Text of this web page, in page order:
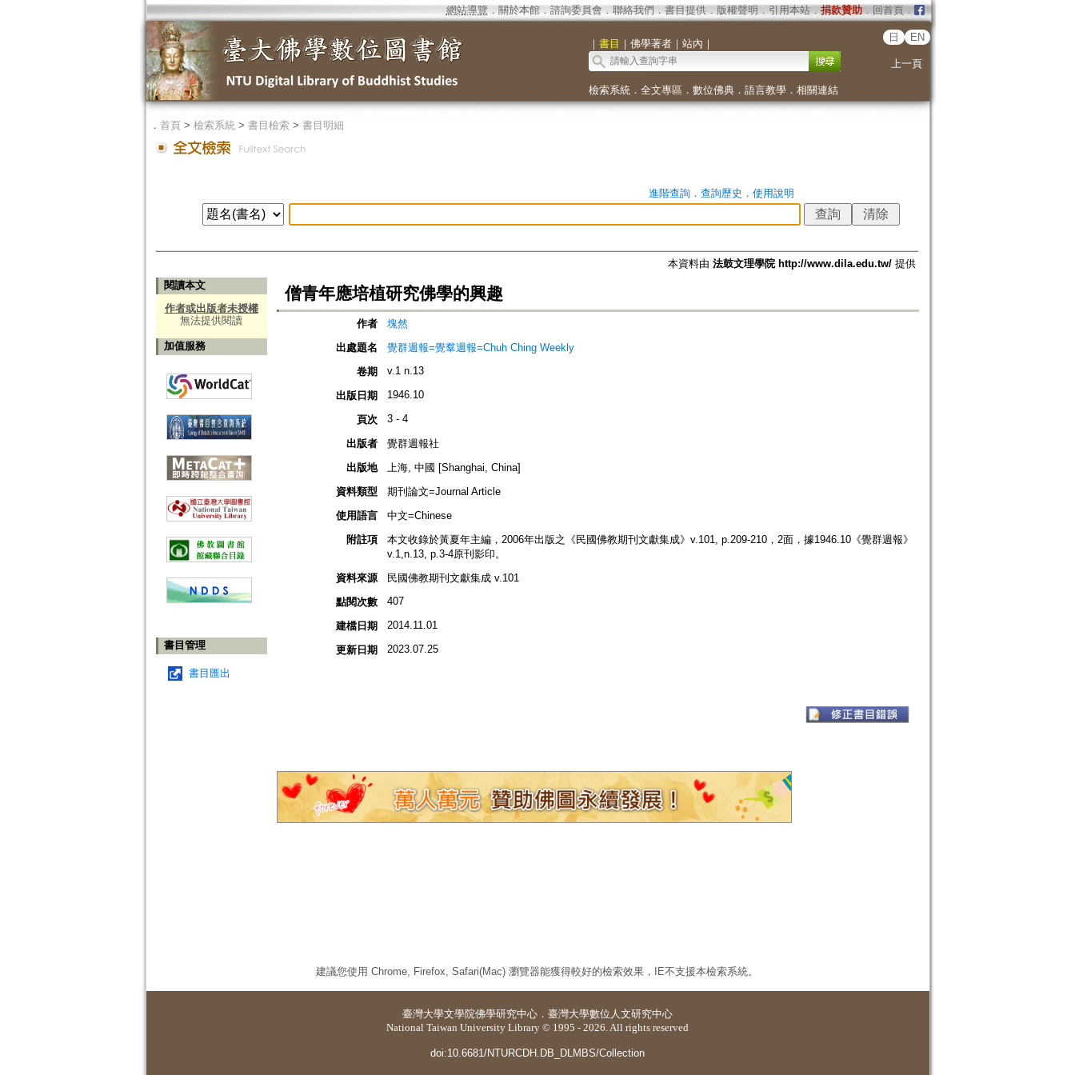
網站導覽 ． 關於本館． 諮詢委員會． 聯絡我們 ． 書目提供． 版權聲明 ． 引用本站． 捐款贊助．回首頁．
｜ 書目 ｜ 佛學著者｜ 站內 ｜
日 EN
上一頁
檢索系統． 全文專區 ． 數位佛典． 語言教學． 相關連結
． 首頁> 檢索系統> 書目檢索> 書目明細
進階查詢． 查詢歷史 ． 使用說明
本資料由 法鼓文理學院 http://www.dila.edu.tw/提供
閱讀本文
作者或出版者未授權
無法提供閱讀
加值服務
書目管理
書目匯出
僧青年應培植研究佛學的興趣
作者
塊然
出處題名
覺群週報=覺羣週報=Chuh Ching Weekly
卷期
v.1 n.13
出版日期 1946.10
頁次 3 - 4
出版者
覺群週報社
出版地
上海, 中國 [Shanghai, China]
資料類型
期刊論文=Journal Article
使用語言
中文=Chinese
附註項
本文收錄於黃夏年主編，2006年出版之《民國佛教期刊文獻集成》v.101, p.209-210，2面，據1946.10《覺群週報》
v.1,n.13, p.3-4原刊影印。
資料來源
民國佛教期刊文獻集成 v.101
點閱次數
407
建檔日期 2014.11.01
更新日期 2023.07.25
建議您使用 Chrome, Firefox, Safari(Mac) 瀏覽器能獲得較好的檢索效果，IE不支援本檢索系統。
臺灣大學文學院佛學研究中心 ． 臺灣大學數位人文研究中心
National Taiwan University Library © 1995 - 2026. All rights reserved
doi:10.6681/NTURCDH.DB_DLMBS/Collection